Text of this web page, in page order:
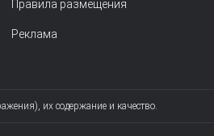
Правила размещения
Реклама
их содержание и качество.